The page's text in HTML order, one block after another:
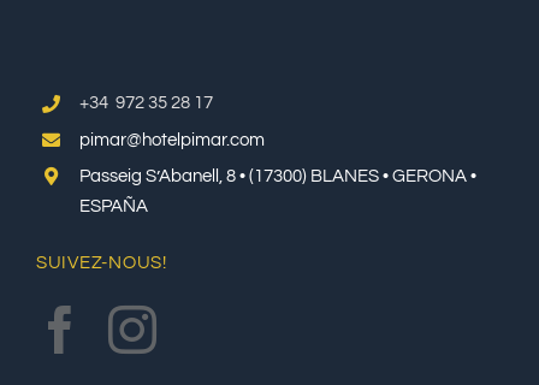
+34 972 35 28 17
pimar@hotelpimar.com
Passeig S’Abanell, 8 • (17300) BLANES • GERONA •
ESPAÑA
SUIVEZ-NOUS!